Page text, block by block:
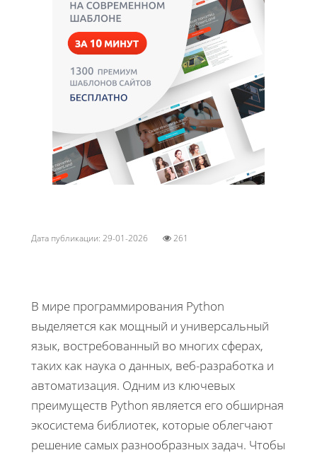
Дата публикации: 29-01-2026 261
В мире программирования Python
выделяется как мощный и универсальный
язык, востребованный во многих сферах,
таких как наука о данных, веб-разработка и
автоматизация. Одним из ключевых
преимуществ Python является его обширная
экосистема библиотек, которые облегчают
решение самых разнообразных задач. Чтобы